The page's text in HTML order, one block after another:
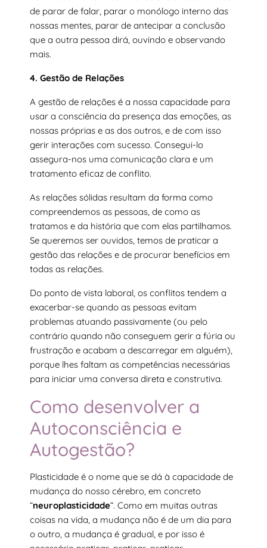
de parar de falar, parar o monólogo interno das
nossas mentes, parar de antecipar a conclusão
que a outra pessoa dirá, ouvindo e observando
mais.
4. Gestão de Relações
A gestão de relações é a nossa capacidade para
usar a consciência da presença das emoções, as
nossas próprias e as dos outros, e de com isso
gerir interações com sucesso. Consegui-lo
assegura-nos uma comunicação clara e um
tratamento eficaz de conflito.
As relações sólidas resultam da forma como
compreendemos as pessoas, de como as
tratamos e da história que com elas partilhamos.
Se queremos ser ouvidos, temos de praticar a
gestão das relações e de procurar benefícios em
todas as relações.
Do ponto de vista laboral, os conflitos tendem a
exacerbar-se quando as pessoas evitam
problemas atuando passivamente (ou pelo
contrário quando não conseguem gerir a fúria ou
frustração e acabam a descarregar em alguém),
porque lhes faltam as competências necessárias
para iniciar uma conversa direta e construtiva.
Como desenvolver a
Autoconsciência e
Autogestão?
Plasticidade é o nome que se dá à capacidade de
mudança do nosso cérebro, em concreto
“neuroplasticidade“. Como em muitas outras
coisas na vida, a mudança não é de um dia para
o outro, a mudança é gradual, e por isso é